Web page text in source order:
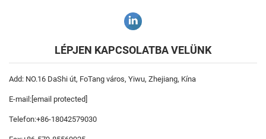
LÉPJEN KAPCSOLATBA VELÜNK
Add: NO.16 DaShi út, FoTang város, Yiwu, Zhejiang, Kína
E-mail: [email protected]
Telefon:+86-18042579030